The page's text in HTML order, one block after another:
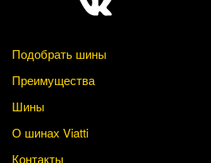
Подобрать шины
Преимущества
Шины
О шинах Viatti
Контакты